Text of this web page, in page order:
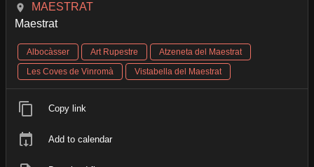
MAESTRAT
Maestrat
Albocàsser Art Rupestre
Atzeneta del Maestrat
Les Coves de Vinromà
Vistabella del Maestrat
Copy link
Add to calendar